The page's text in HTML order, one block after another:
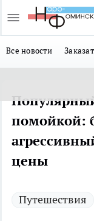
Все новости
помойкой:
цены
Путешествия